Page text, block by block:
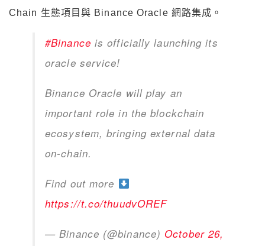
Chain 生態項目與 Binance Oracle 網路集成。
#Binance is officially launching its
oracle service!
Binance Oracle will play an
important role in the blockchain
ecosystem, bringing external data
on-chain.
Find out more
https://t.co/thuudvOREF
— Binance (@binance) October 26,